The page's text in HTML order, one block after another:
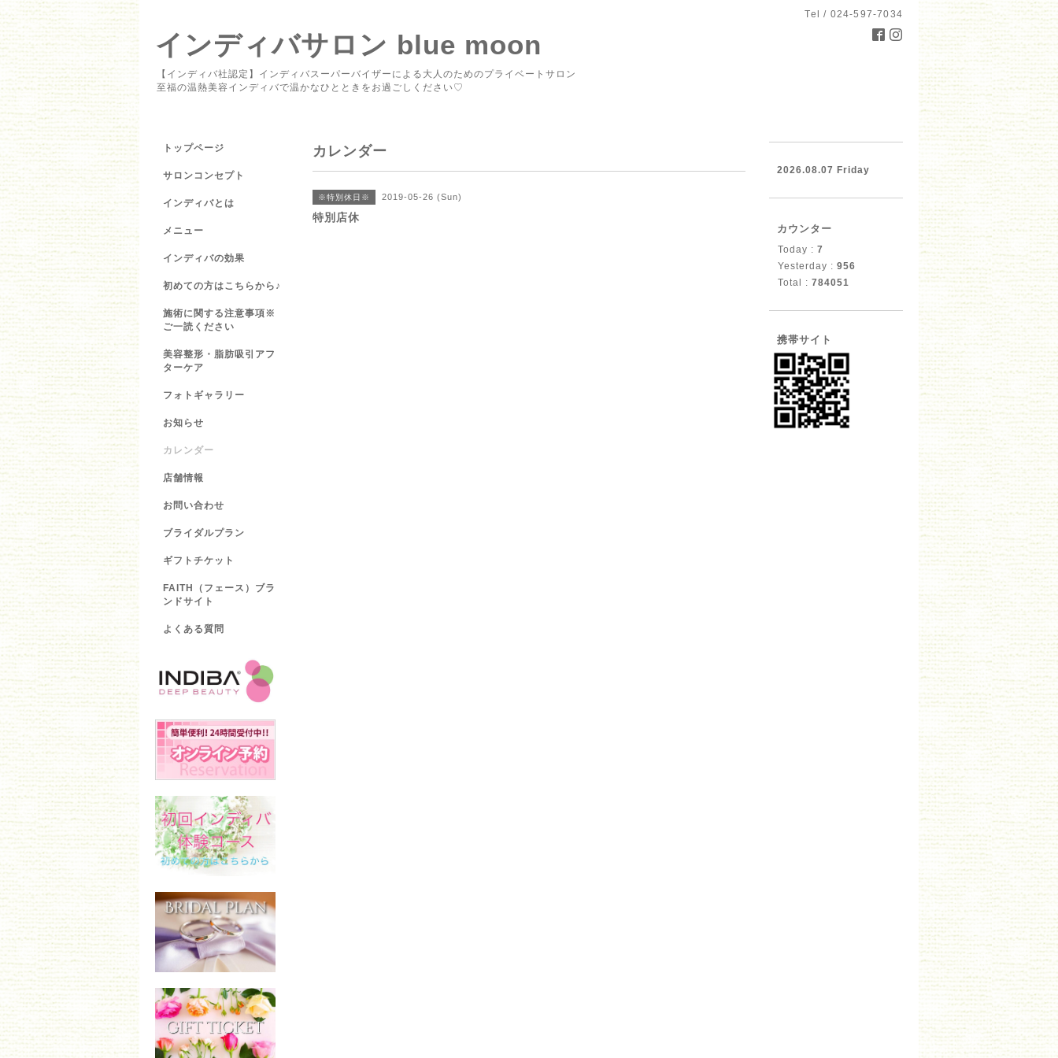
Tel / 024-597-7034
インディバサロン blue moon
【インディバ社認定】インディバスーパーバイザーによる大人のためのプライベートサロン
至福の温熱美容インディバで温かなひとときをお過ごしください♡
カレンダー
※特別休日※ 2019-05-26 (Sun)
特別店休
トップページ
サロンコンセプト
インディバとは
メニュー
インディバの効果
初めての方はこちらから♪
施術に関する注意事項※
ご一読ください
美容整形・脂肪吸引アフ
ターケア
フォトギャラリー
お知らせ
カレンダー
店舗情報
お問い合わせ
ブライダルプラン
ギフトチケット
FAITH（フェース）ブラ
ンドサイト
よくある質問
2026.08.07 Friday
カウンター
Today : 7
Yesterday : 956
Total : 784051
携帯サイト